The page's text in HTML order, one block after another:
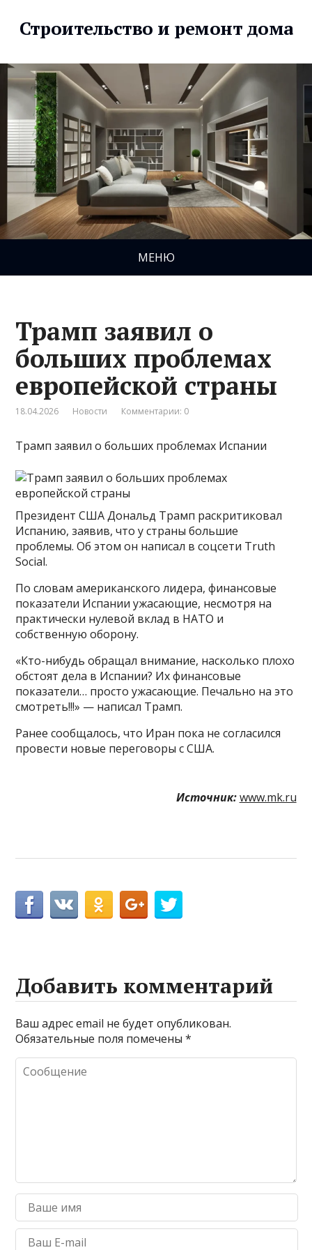
Строительство и ремонт дома
МЕНЮ
Трамп заявил о
больших проблемах
европейской страны
18.04.2026 Новости Комментарии: 0
Трамп заявил о больших проблемах Испании
Президент США Дональд Трамп раскритиковал
Испанию, заявив, что у страны большие
проблемы. Об этом он написал в соцсети Truth
Social.
По словам американского лидера, финансовые
показатели Испании ужасающие, несмотря на
практически нулевой вклад в НАТО и
собственную оборону.
«Кто-нибудь обращал внимание, насколько плохо
обстоят дела в Испании? Их финансовые
показатели… просто ужасающие. Печально на это
смотреть!!!» — написал Трамп.
Ранее сообщалось, что Иран пока не согласился
провести новые переговоры с США.
Источник: www.mk.ru
Добавить комментарий
Ваш адрес email не будет опубликован.
Обязательные поля помечены*